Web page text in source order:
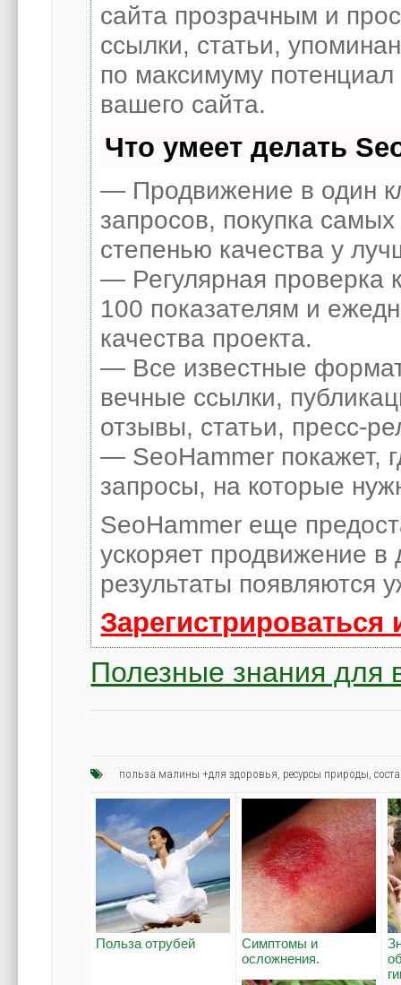
сайта прозрачным и
ссылки, статьи,
по максимуму
вашего сайта.
Что умеет делать
— Продвижение в один
запросов, покупка
степенью качества у
— Регулярная проверка
100 показателям и
качества проекта.
— Все известные
вечные ссылки,
отзывы, статьи, пресс-
— SeoHammer покажет,
запросы, на которые
SeoHammer еще
ускоряет продвижение в
результаты появляются
Полезные знания для
польза малины +для здоровья, ресурсы природы,
Польза отрубей
Симптомы и
осложнения.